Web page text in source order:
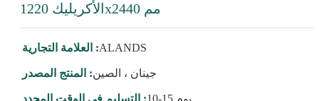
الأكريليك 1220x2440 مم
العلامة التجارية :ALANDS
المنتج المصدر :جينان ، الصين
التسليم في الوقت المحدد : 10-15 يوم